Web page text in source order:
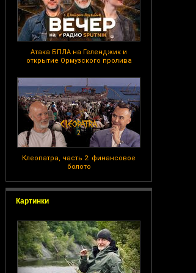
Атака БПЛА на Геленджик и
открытие Ормузского пролива
Клеопатра, часть 2: финансовое
болото
Картинки